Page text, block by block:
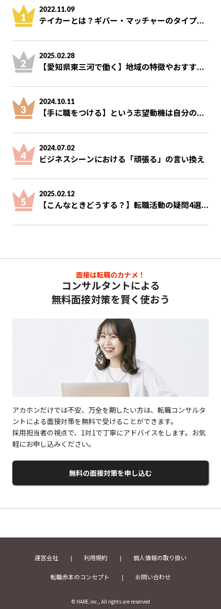
2022.11.09
テイカーとは？ギバー・マッチャーのタイプ...
2025.02.28
【愛知県東三河で働く】地域の特徴やおすす...
2024.10.11
【手に職をつける】という志望動機は自分の...
2024.07.02
ビジネスシーンにおける「頑張る」の言い換え
2025.02.12
【こんなときどうする？】転職活動の疑問4選...
面接は転職のカナメ！
コンサルタントによる
無料面接対策を賢く使おう
アカホンだけでは不安、万全を期したい方は、転職コンサルタ
ントによる面接対策を無料で受けることができます。
採用担当者の視点で、1対1で丁寧にアドバイスをします。お気
軽にお申し込みください。
無料の面接対策を申し込む
運営会社 利用規約 個人情報の取り扱い
転職赤本のコンセプト お問い合わせ
© HARE.inc., All rights are reserved